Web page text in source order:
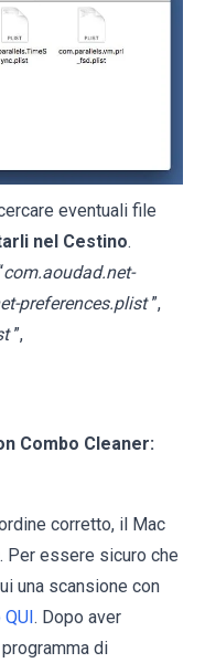
eventuali file
nel Cestino.
com.aoudad.net-
preferences.plist ”,
”,
Combo Cleaner:
corretto, il Mac
essere sicuro che
una scansione con
. Dopo aver
di